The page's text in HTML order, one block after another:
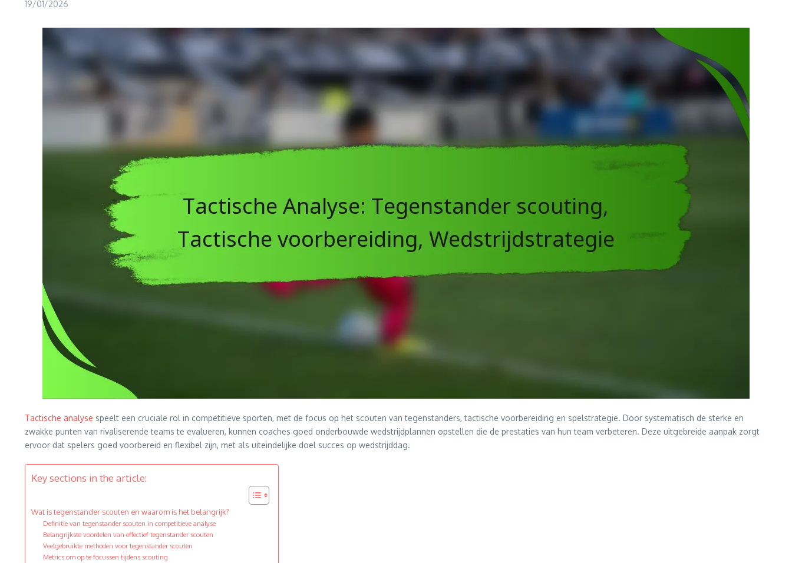
19/01/2026
Tactische analyse speelt een cruciale rol in competitieve sporten, met de focus op het scouten van tegenstanders, tactische voorbereiding en spelstrategie. Door systematisch de sterke en
zwakke punten van rivaliserende teams te evalueren, kunnen coaches goed onderbouwde wedstrijdplannen opstellen die de prestaties van hun team verbeteren. Deze uitgebreide aanpak zorgt
ervoor dat spelers goed voorbereid en flexibel zijn, met als uiteindelijke doel succes op wedstrijddag.
Key sections in the article:
Wat is tegenstander scouten en waarom is het belangrijk?
Definitie van tegenstander scouten in competitieve analyse
Belangrijkste voordelen van effectief tegenstander scouten
Veelgebruikte methoden voor tegenstander scouten
Metrics om op te focussen tijdens scouting